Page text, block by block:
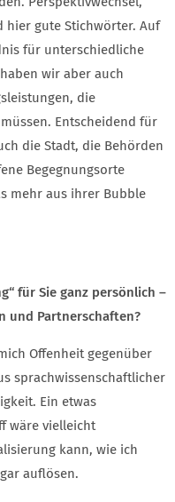
hier gute Stichwörter. Auf
für unterschiedliche
wir aber auch
die
Entscheidend für
die Stadt, die Behörden
Begegnungsorte
mehr aus ihrer Bubble
für Sie ganz persönlich –
und Partnerschaften?
Offenheit gegenüber
sprachwissenschaftlicher
Ein etwas
wäre vielleicht
kann, wie ich
auflösen.